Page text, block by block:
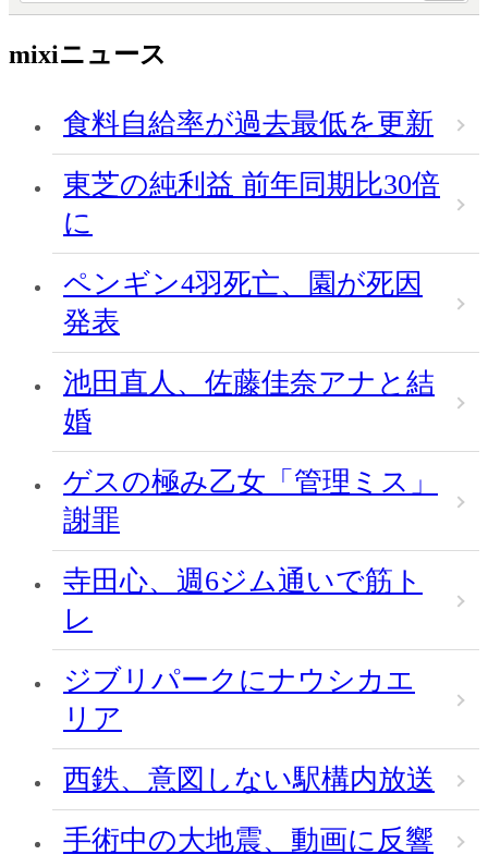
mixiニュース
食料自給率が過去最低を更新
東芝の純利益 前年同期比30倍
に
ペンギン4羽死亡、園が死因
発表
池田直人、佐藤佳奈アナと結
婚
ゲスの極み乙女「管理ミス」
謝罪
寺田心、週6ジム通いで筋ト
レ
ジブリパークにナウシカエ
リア
西鉄、意図しない駅構内放送
手術中の大地震、動画に反響